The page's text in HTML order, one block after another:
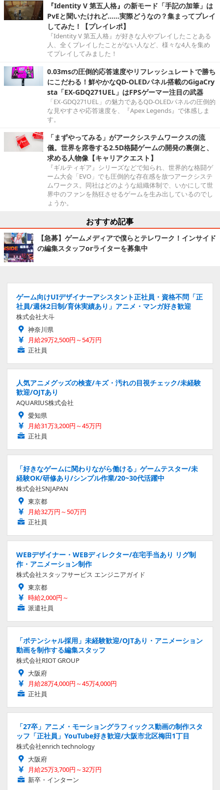
『Identity V 第五人格』の新モード「手記の加筆」は
PvEと聞いたけれど……実際どうなの？集まってプレイ
してみた！【プレイレポ】
『Identity V 第五人格』が好きな人やプレイしたことある
人、全くプレイしたことがない人など、様々な4人を集め
てプレイしてみました！
0.03msの圧倒的応答速度やリフレッシュレートで勝ち
にこだわる！鮮やかなQD-OLEDパネル搭載のGigaCry
sta「EX-GDQ271UEL」はFPSゲーマー注目の武器
「EX-GDQ271UEL」の魅力であるQD-OLEDパネルの圧倒的
な見やすさや応答速度を、『Apex Legends』で体感しま
す。
「まずやってみる」がアークシステムワークスの流
儀。世界を席巻する2.5D格闘ゲームの開発の裏側と、
求める人物像【キャリアクエスト】
『ギルティギア』シリーズなどで知られ、世界的な格闘ゲ
ーム大会「EVO」でも圧倒的な存在感を放つアークシステ
ムワークス。同社はどのような組織体制で、いかにして世
界中のファンを熱狂させるゲームを生み出しているのでし
ょうか。
おすすめ記事
【急募】ゲームメディアで僕らとテレワーク！インサイド
の編集スタッフorライターを募集中
ゲーム向けUIデザイナーアシスタント正社員・資格不問「正
社員/週休2日制/育休実績あり」アニメ・マンガ好き歓迎
株式会社大斗
神奈川県
月給29万2,500円～54万円
正社員
人気アニメグッズの検査/キズ・汚れの目視チェック/未経験
歓迎/OJTあり
AQUARIUS株式会社
愛知県
月給31万3,200円～45万円
正社員
「好きなゲームに関わりながら働ける」ゲームテスター/未
経験OK/研修あり/シンプル作業/20~30代活躍中
株式会社SNJAPAN
東京都
月給32万円～50万円
正社員
WEBデザイナー・WEBディレクター/在宅手当あり リグ制
作・アニメーション制作
株式会社スタッフサービス エンジニアガイド
東京都
時給2,000円～
派遣社員
「ポテンシャル採用」未経験歓迎/OJTあり・アニメーション
動画を制作する編集スタッフ
株式会社RIOT GROUP
大阪府
月給28万4,000円～45万4,000円
正社員
「27卒」アニメ・モーショングラフィックス動画の制作スタ
ッフ「正社員」YouTube好き歓迎/大阪市北区梅田1丁目
株式会社enrich technology
大阪府
月給25万3,700円～32万円
新卒・インターン